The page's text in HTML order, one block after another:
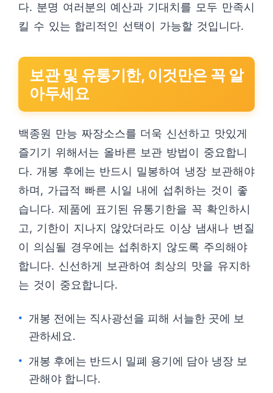
다. 분명 여러분의 예산과 기대치를 모두 만족시
킬 수 있는 합리적인 선택이 가능할 것입니다.
보관 및 유통기한, 이것만은 꼭 알
아두세요
백종원 만능 짜장소스를 더욱 신선하고 맛있게
즐기기 위해서는 올바른 보관 방법이 중요합니
다. 개봉 후에는 반드시 밀봉하여 냉장 보관해야
하며, 가급적 빠른 시일 내에 섭취하는 것이 좋
습니다. 제품에 표기된 유통기한을 꼭 확인하시
고, 기한이 지나지 않았더라도 이상 냄새나 변질
이 의심될 경우에는 섭취하지 않도록 주의해야
합니다. 신선하게 보관하여 최상의 맛을 유지하
는 것이 중요합니다.
개봉 전에는 직사광선을 피해 서늘한 곳에 보
관하세요.
개봉 후에는 반드시 밀폐 용기에 담아 냉장 보
관해야 합니다.